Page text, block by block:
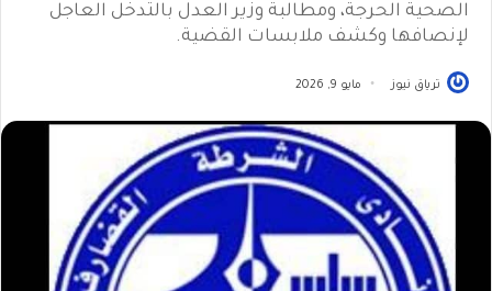
الصحية الحرجة، ومطالبة وزير العدل بالتدخل العاجل
لإنصافها وكشف ملابسات القضية.
ترياق نيوز مايو 9, 2026